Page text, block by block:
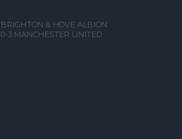
BRIGHTON & HOVE ALBION
0-3 MANCHESTER UNITED